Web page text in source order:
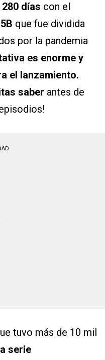
280 días con el
que fue dividida
por la pandemia
es enorme y
el lanzamiento.
saber antes de
tuvo más de 10 mil
serie